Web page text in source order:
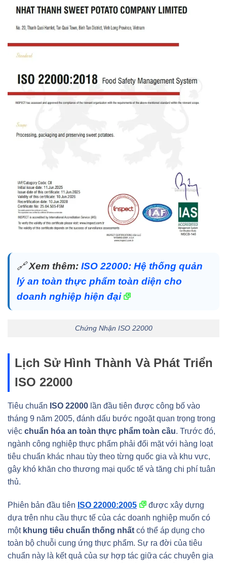
🔗Xem thêm: ISO 22000: Hệ thống quản
lý an toàn thực phẩm toàn diện cho
doanh nghiệp hiện đại
Chứng Nhận ISO 22000
Lịch Sử Hình Thành Và Phát Triển
ISO 22000
Tiêu chuẩn ISO 22000 lần đầu tiên được công bố vào
tháng 9 năm 2005, đánh dấu bước ngoặt quan trọng trong
việc chuẩn hóa an toàn thực phẩm toàn cầu. Trước đó,
ngành công nghiệp thực phẩm phải đối mặt với hàng loạt
tiêu chuẩn khác nhau tùy theo từng quốc gia và khu vực,
gây khó khăn cho thương mại quốc tế và tăng chi phí tuân
thủ.
Phiên bản đầu tiên ISO 22000:2005
được xây dựng
dựa trên nhu cầu thực tế của các doanh nghiệp muốn có
một khung tiêu chuẩn thống nhất có thể áp dụng cho
toàn bộ chuỗi cung ứng thực phẩm. Sự ra đời của tiêu
chuẩn này là kết quả của sự hợp tác giữa các chuyên gia